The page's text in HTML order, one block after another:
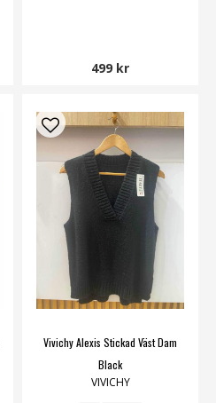
499 kr
Vivichy Alexis Stickad Väst Dam
Black
VIVICHY